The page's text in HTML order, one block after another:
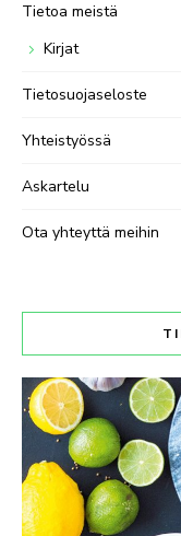
Tietoa meistä
Kirjat
Tietosuojaseloste
Yhteistyössä
Askartelu
Ota yhteyttä meihin